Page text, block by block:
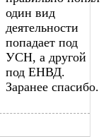
один вид
деятельности
попадает под
УСН, а другой
под ЕНВД.
Заранее спасибо.